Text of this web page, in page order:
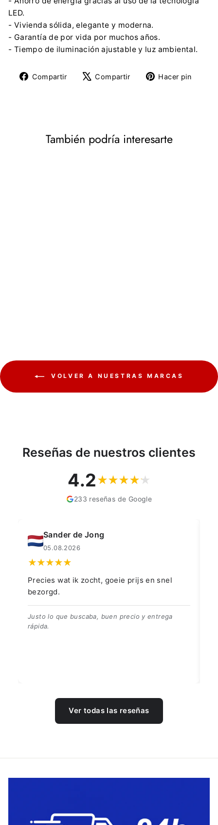
LED.
- Vivienda sólida, elegante y moderna.
- Garantía de por vida por muchos años.
- Tiempo de iluminación ajustable y luz ambiental.
Compartir
CompartirCompartir
TuitearHacer pin
También podría interesarte
VOLVER A NUESTRAS MARCAS
Reseñas de nuestros clientes
4.2
233 reseñas de Google
prijs en snel
precio y entrega
👍👍👍👌
👍👍👍👌
Ver todas las reseñas